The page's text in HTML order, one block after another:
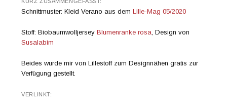
Schnittmuster: Kleid Verano aus demLille-Mag 05/2020
Stoff: BiobaumwolljerseyBlumenranke rosa, Design von
Susalabim
Beides wurde mir von Lillestoff zum Designnähen gratis zur
Verfügung gestellt.
VERLINKT: